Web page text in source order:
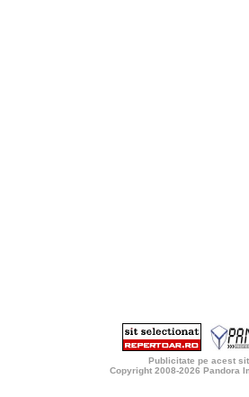
Publicitate pe acest
Copyright 2008-2026 Pandora